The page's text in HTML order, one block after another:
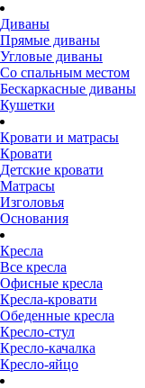
Диваны
Прямые диваны
Угловые диваны
Со спальным местом
Бескаркасные диваны
Кушетки
Кровати и матрасы
Кровати
Детские кровати
Матрасы
Изголовья
Основания
Кресла
Все кресла
Офисные кресла
Кресла-кровати
Обеденные кресла
Кресло-стул
Кресло-качалка
Кресло-яйцо